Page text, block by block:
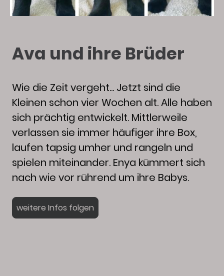
Ava und ihre Brüder
Wie die Zeit vergeht... Jetzt sind die
Kleinen schon vier Wochen alt. Alle haben
sich prächtig entwickelt. Mittlerweile
verlassen sie immer häufiger ihre Box,
laufen tapsig umher und rangeln und
spielen miteinander. Enya kümmert sich
nach wie vor rührend um ihre Babys.
weitere Infos folgen